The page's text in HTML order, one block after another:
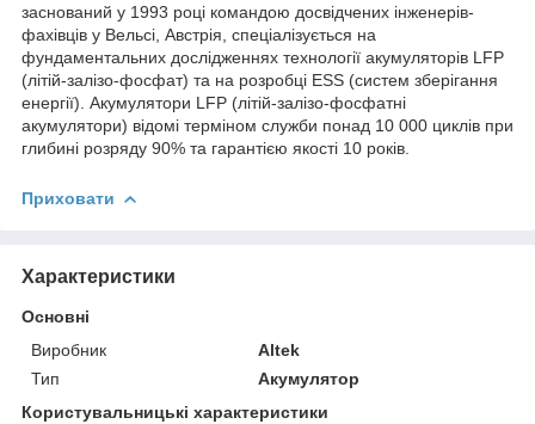
заснований у 1993 році командою досвідчених інженерів-
фахівців у Вельсі, Австрія, спеціалізується на
фундаментальних дослідженнях технології акумуляторів LFP
(літій-залізо-фосфат) та на розробці ESS (систем зберігання
енергії). Акумулятори LFP (літій-залізо-фосфатні
акумулятори) відомі терміном служби понад 10 000 циклів при
глибині розряду 90% та гарантією якості 10 років.
Приховати
Характеристики
Основні
Виробник
Altek
Тип
Акумулятор
Користувальницькі характеристики